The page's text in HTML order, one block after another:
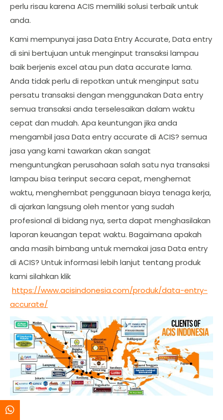
perlu risau karena ACIS memiliki solusi terbaik untuk
anda.
Kami mempunyai jasa Data Entry Accurate, Data entry
di sini bertujuan untuk menginput transaksi lampau
baik berjenis excel atau pun data accurate lama.
Anda tidak perlu di repotkan untuk menginput satu
persatu transaksi dengan menggunakan Data entry
semua transaksi anda terselesaikan dalam waktu
cepat dan mudah. Apa keuntungan jika anda
mengambil jasa Data entry accurate di ACIS? semua
jasa yang kami tawarkan akan sangat
menguntungkan perusahaan salah satu nya transaksi
lampau bisa terinput secara cepat, menghemat
waktu, menghembat penggunaan biaya tenaga kerja,
di ajarkan langsung oleh mentor yang sudah
profesional di bidang nya, serta dapat menghasilakan
laporan keuangan tepat waktu. Bagaimana apakah
anda masih bimbang untuk memakai jasa Data entry
di ACIS? Untuk informasi lebih lanjut tentang produk
kami silahkan klik
https://www.acisindonesia.com/produk/data-entry-
accurate/